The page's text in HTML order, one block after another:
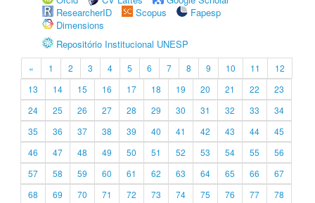
ResearcherID
Scopus
Fapesp
Dimensions
Repositório Institucional UNESP
« 1 2 3 4 5 6 7 8 9 10 11
12
13
14 15 16 17 18 19 20 21 22
23
24
25 26 27 28 29 30 31 32 33
34
35
36 37 38 39 40 41 42 43 44
45
46
47 48 49 50 51 52 53 54 55
56
57
58 59 60 61 62 63 64 65 66
67
68
69 70 71 72 73 74 75 76 77
78